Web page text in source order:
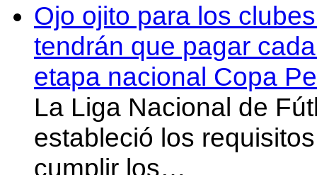
Ojo ojito para los
tendrán que pagar
etapa nacional Copa
La Liga Nacional de
estableció los
cumplir los…